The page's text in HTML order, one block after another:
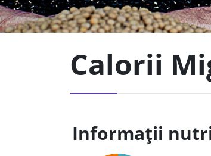
Calorii
Informații